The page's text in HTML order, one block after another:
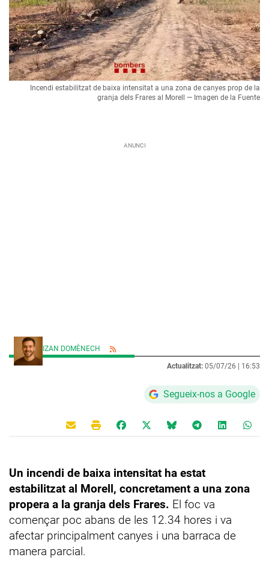
Incendi estabilitzat de baixa intensitat a una zona de canyes prop de la
granja dels Frares al Morell — Imagen de la Fuente
IZAN DOMÈNECH
Actualitzat: 05/07/26 | 16:53
Segueix-nos a Google
Un incendi de baixa intensitat ha estat
estabilitzat al Morell, concretament a una zona
propera a la granja dels Frares. El foc va
començar poc abans de les 12.34 hores i va
afectar principalment canyes i una barraca de
manera parcial.